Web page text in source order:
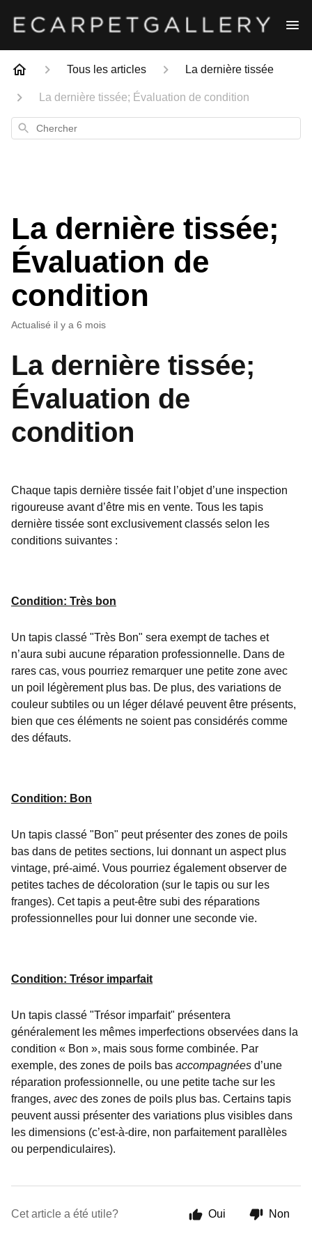
Tous les articles La dernière tissée
La dernière tissée; Évaluation de condition
Chercher
La dernière tissée;
Évaluation de
condition
Actualisé il y a 6 mois
La dernière tissée;
Évaluation de
condition
Chaque tapis dernière tissée fait l’objet d’une inspection
rigoureuse avant d’être mis en vente. Tous les tapis
dernière tissée sont exclusivement classés selon les
conditions suivantes :
Condition: Très bon
Un tapis classé "Très Bon" sera exempt de taches et
n’aura subi aucune réparation professionnelle. Dans de
rares cas, vous pourriez remarquer une petite zone avec
un poil légèrement plus bas. De plus, des variations de
couleur subtiles ou un léger délavé peuvent être présents,
bien que ces éléments ne soient pas considérés comme
des défauts.
Condition: Bon
Un tapis classé "Bon" peut présenter des zones de poils
bas dans de petites sections, lui donnant un aspect plus
vintage, pré-aimé. Vous pourriez également observer de
petites taches de décoloration (sur le tapis ou sur les
franges). Cet tapis a peut-être subi des réparations
professionnelles pour lui donner une seconde vie.
Condition: Trésor imparfait
Un tapis classé "Trésor imparfait" présentera
généralement les mêmes imperfections observées dans la
condition « Bon », mais sous forme combinée. Par
exemple, des zones de poils bas accompagnées d’une
réparation professionnelle, ou une petite tache sur les
franges, avec des zones de poils plus bas. Certains tapis
peuvent aussi présenter des variations plus visibles dans
les dimensions (c’est-à-dire, non parfaitement parallèles
ou perpendiculaires).
Cet article a été utile? Oui Non